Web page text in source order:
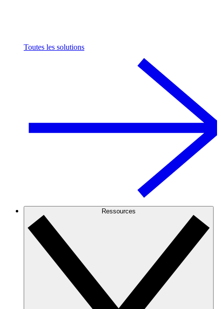
Toutes les solutions
Ressources